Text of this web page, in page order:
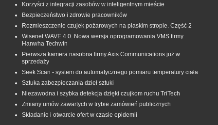
Korzyści z integracji zasobów w inteligentnym mieście
Bezpieczeństwo i zdrowie pracowników
Rozmieszczenie czujek pożarowych na płaskim stropie. Część 2
Wisenet WAVE 4.0. Nowa wersja oprogramowania VMS firmy
Hanwha Techwin
Pierwsza kamera nasobna firmy Axis Communications już w
sprzedaży
Seek Scan - system do automatycznego pomiaru temperatury ciała
Sztuka zabezpieczania dzieł sztuki
Niezawodna i szybka detekcja dzięki czujkom ruchu TriTech
Zmiany umów zawartych w trybie zamówień publicznych
Składanie i otwarcie ofert w czasie epidemii